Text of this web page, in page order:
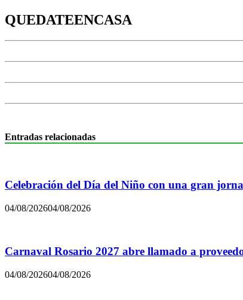
QUEDATEENCASA
Entradas relacionadas
Celebración del Día del Niño con una gran
04/08/202604/08/2026
Carnaval Rosario 2027 abre llamado a
04/08/202604/08/2026